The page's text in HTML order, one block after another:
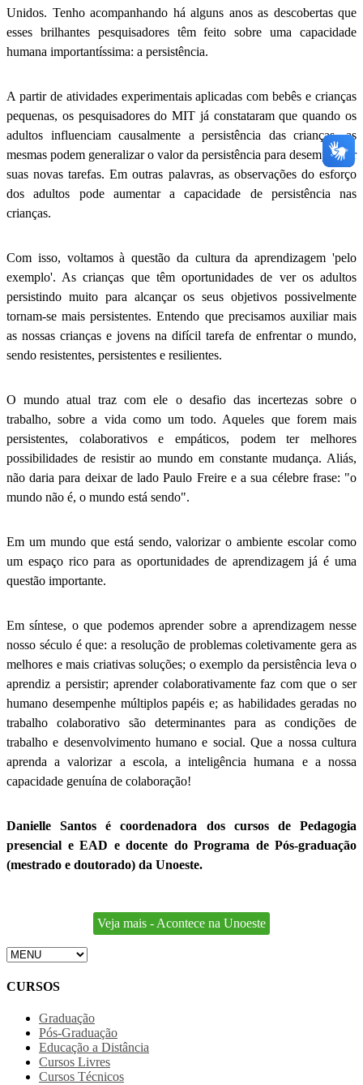
Unidos. Tenho acompanhando há alguns anos as descobertas que
esses brilhantes pesquisadores têm feito sobre uma capacidade
humana importantíssima: a persistência.
A partir de atividades experimentais aplicadas com bebês e crianças
pequenas, os pesquisadores do MIT já constataram que quando os
adultos influenciam causalmente a persistência das crianças, as
mesmas podem generalizar o valor da persistência para desempenhar
suas novas tarefas. Em outras palavras, as observações do esforço
dos adultos pode aumentar a capacidade de persistência nas
crianças.
Com isso, voltamos à questão da cultura da aprendizagem 'pelo
exemplo'. As crianças que têm oportunidades de ver os adultos
persistindo muito para alcançar os seus objetivos possivelmente
tornam-se mais persistentes. Entendo que precisamos auxiliar mais
as nossas crianças e jovens na difícil tarefa de enfrentar o mundo,
sendo resistentes, persistentes e resilientes.
O mundo atual traz com ele o desafio das incertezas sobre o
trabalho, sobre a vida como um todo. Aqueles que forem mais
persistentes, colaborativos e empáticos, podem ter melhores
possibilidades de resistir ao mundo em constante mudança. Aliás,
não daria para deixar de lado Paulo Freire e a sua célebre frase: "o
mundo não é, o mundo está sendo".
Em um mundo que está sendo, valorizar o ambiente escolar como
um espaço rico para as oportunidades de aprendizagem já é uma
questão importante.
Em síntese, o que podemos aprender sobre a aprendizagem nesse
nosso século é que: a resolução de problemas coletivamente gera as
melhores e mais criativas soluções; o exemplo da persistência leva o
aprendiz a persistir; aprender colaborativamente faz com que o ser
humano desempenhe múltiplos papéis e; as habilidades geradas no
trabalho colaborativo são determinantes para as condições de
trabalho e desenvolvimento humano e social. Que a nossa cultura
aprenda a valorizar a escola, a inteligência humana e a nossa
capacidade genuína de colaboração!
Danielle Santos é coordenadora dos cursos de Pedagogia
presencial e EAD e docente do Programa de Pós-graduação
(mestrado e doutorado) da Unoeste.
Veja mais - Acontece na Unoeste
CURSOS
Graduação
Pós-Graduação
Educação a Distância
Cursos Livres
Cursos Técnicos